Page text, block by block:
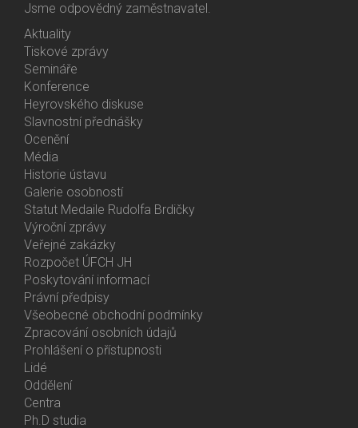
Jsme odpovědný zaměstnavatel.
Bottom
Menu
Activities
Aktuality
Tiskové zprávy
Semináře
Konference
Heyrovského diskuse
Slavnostní přednášky
Ocenění
Média
Historie ústavu
Galerie osobností
Statut Medaile Rudolfa Brdičky
Bottom
Menu
About
Us
Výroční zprávy
Veřejné zakázky
Rozpočet ÚFCH JH
Poskytování informací
Právní předpisy
Všeobecné obchodní podmínky
Zpracování osobních údajů
Prohlášení o přístupnosti
Bottom
Menu
Contacts
Lidé
Oddělení
Centra
Ph.D studia